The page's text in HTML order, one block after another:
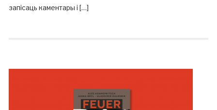
запісаць каментары і […]